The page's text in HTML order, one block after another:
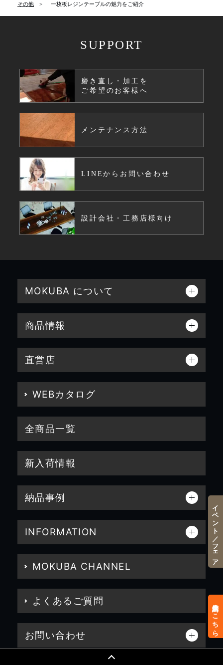
その他 一枚板レジンテーブルの魅力をご紹介
SUPPORT
磨き直し・加工を
ご希望のお客様へ
メンテナンス方法
LINEからお問い合わせ
設計会社・工務店様向け
MOKUBA について
商品情報
直営店
WEBカタログ
全商品一覧
新入荷情報
納品事例
INFORMATION
MOKUBA CHANNEL
よくあるご質問
お問い合わせ
来店予約はこちら
イベント／フェア